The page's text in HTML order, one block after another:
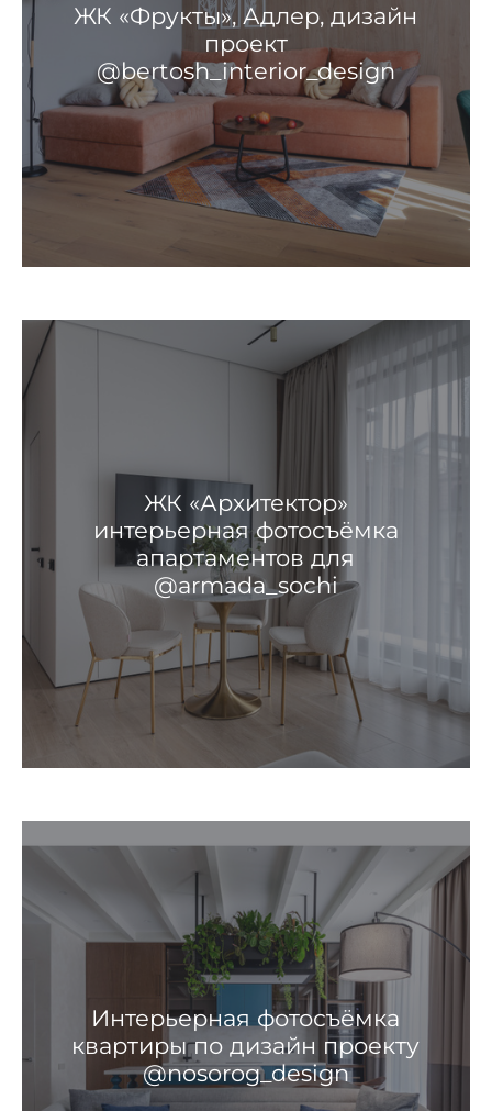
ЖК «Фрукты», Адлер, дизайн
проект
@bertosh_interior_design
ЖК «Архитектор»
интерьерная фотосъёмка
апартаментов для
@armada_sochi
Интерьерная фотосъёмка
квартиры по дизайн проекту
@nosorog_design